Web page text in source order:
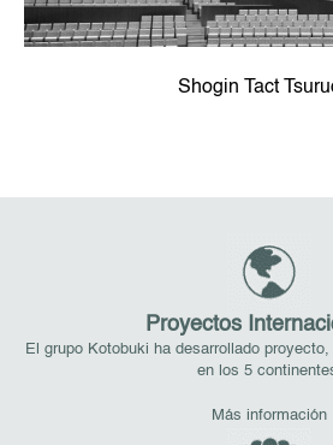
Shogin Tact
Proyectos
El grupo Kotobuki ha desarrollado
en los 5
Más información